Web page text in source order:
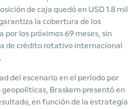
de caja quedó en USD 1.8 mil
la cobertura de los
por los próximos 69 meses, sin
de crédito rotativo internacional
del escenario en el período por
geopolíticas, Braskem presentó en
en función de la estrategia